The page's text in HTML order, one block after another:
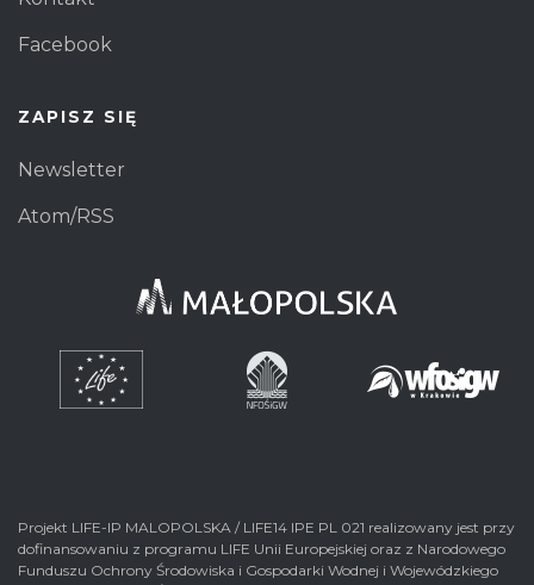
Facebook
ZAPISZ SIĘ
Newsletter
Atom/RSS
Projekt LIFE-IP MALOPOLSKA / LIFE14 IPE PL 021 realizowany jest przy
dofinansowaniu z programu LIFE Unii Europejskiej oraz z Narodowego
Funduszu Ochrony Środowiska i Gospodarki Wodnej i Wojewódzkiego